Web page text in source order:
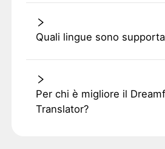
Quali lingue sono
Per chi è migliore il
Translator?